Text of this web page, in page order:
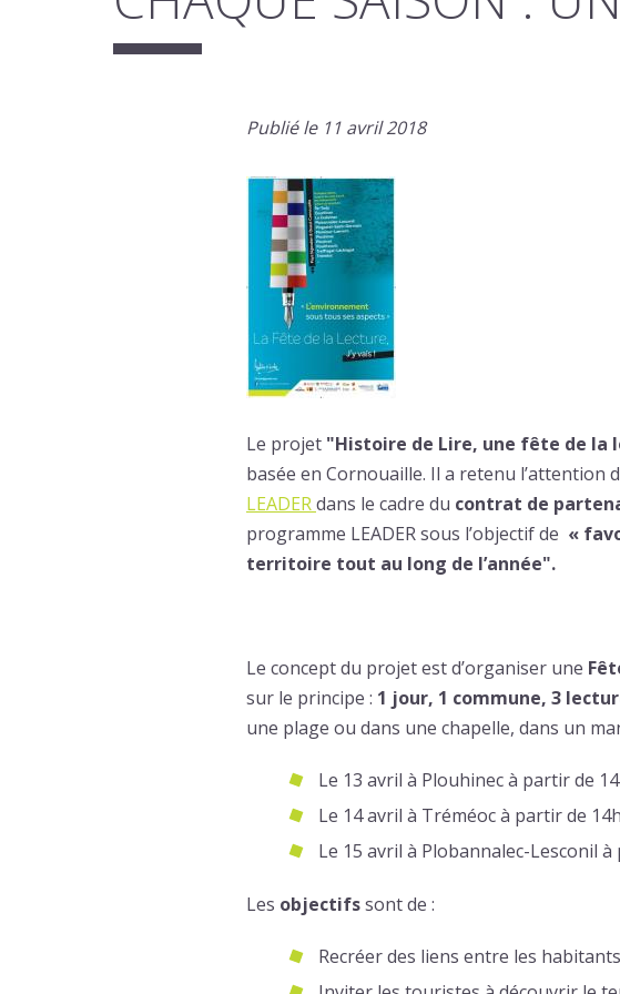
Publié le 11 avril 2018
Le projet "Histoire de Lire, une fête de la
basée en Cornouaille. Il a retenu
LEADERdans le cadre du contrat de
programme LEADER sous l’objectif de «
territoire tout au long de l’année".
Le concept du projet est d’organiser une
sur le principe : 1 jour, 1 commune, 3
une plage ou dans une chapelle, dans un
Le 13 avril à Plouhinec à partir de
Le 14 avril à Tréméoc à partir de
Le 15 avril à Plobannalec-Lesconil
Les objectifssont de :
Recréer des liens entre les